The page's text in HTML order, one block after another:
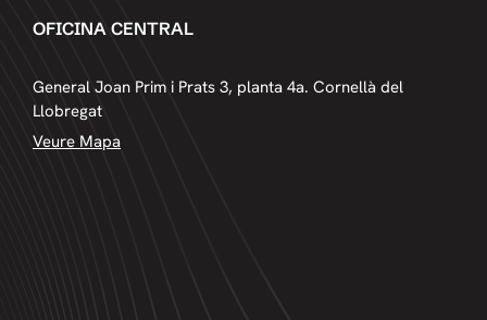
OFICINA CENTRAL
General Joan Prim i Prats 3, planta 4a. Cornellà del
Llobregat
Veure Mapa